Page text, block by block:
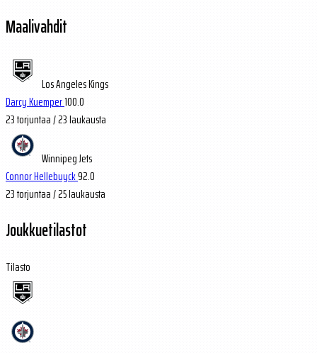
Maalivahdit
Los Angeles Kings
Darcy Kuemper100.0
23torjuntaa / 23 laukausta
Winnipeg Jets
Connor Hellebuyck92.0
23torjuntaa / 25 laukausta
Joukkuetilastot
Tilasto